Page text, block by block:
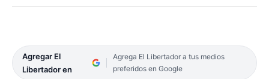
Agregar El
Libertador en
Agrega El Libertador a tus medios
preferidos en Google